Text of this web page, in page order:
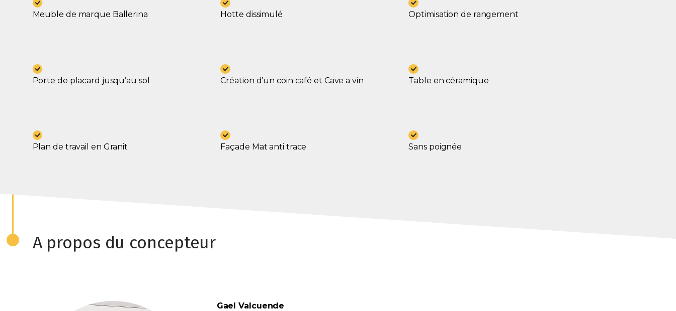
Meuble de marque Ballerina Hotte dissimulé Optimisation de rangement
Porte de placard jusqu’au sol Création d’un coin café et Cave a vin Table en céramique
Plan de travail en Granit Façade Mat anti trace Sans poignée
A propos du concepteur
Gael Valcuende